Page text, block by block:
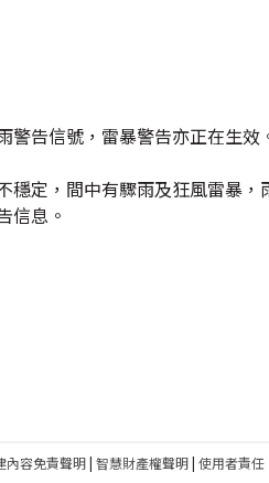
告信號，雷暴警告亦正在生效
定，間中有驟雨及狂風雷暴，
信息。
內容免責聲明| 智慧財產權聲明| 使用者責任